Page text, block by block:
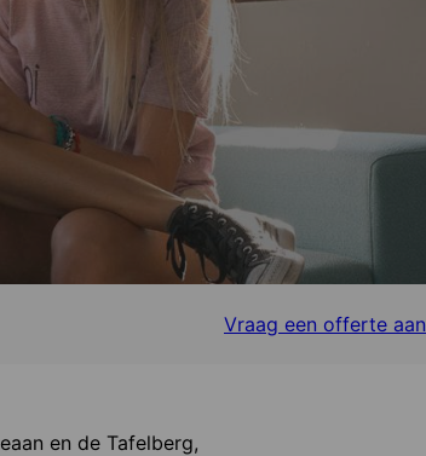
Vraag een offerte aan
en de Tafelberg,